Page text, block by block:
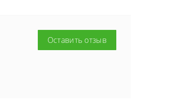
Оставить отзыв